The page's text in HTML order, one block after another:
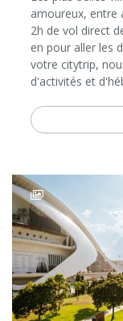
amoureux, entre
2h de vol direct
en pour aller les
votre citytrip,
d'activités et
Poznan...